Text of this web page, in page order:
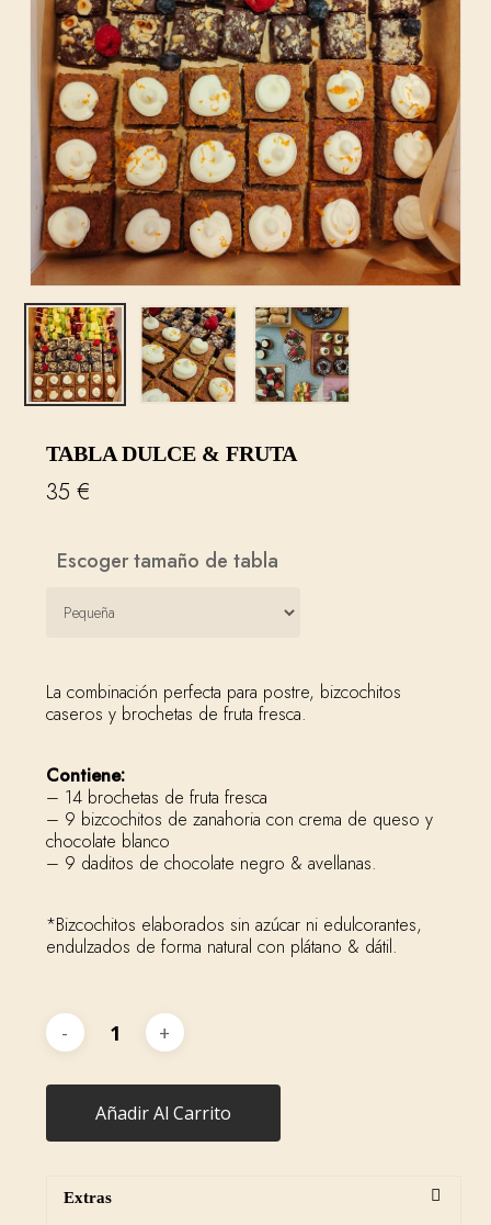
TABLA DULCE & FRUTA
35 €
Escoger tamaño de tabla
La combinación perfecta para postre, bizcochitos
caseros y brochetas de fruta fresca.
Contiene:
– 14 brochetas de fruta fresca
– 9 bizcochitos de zanahoria con crema de queso y
chocolate blanco
– 9 daditos de chocolate negro & avellanas.
*Bizcochitos elaborados sin azúcar ni edulcorantes,
endulzados de forma natural con plátano & dátil.
Añadir Al Carrito
Extras